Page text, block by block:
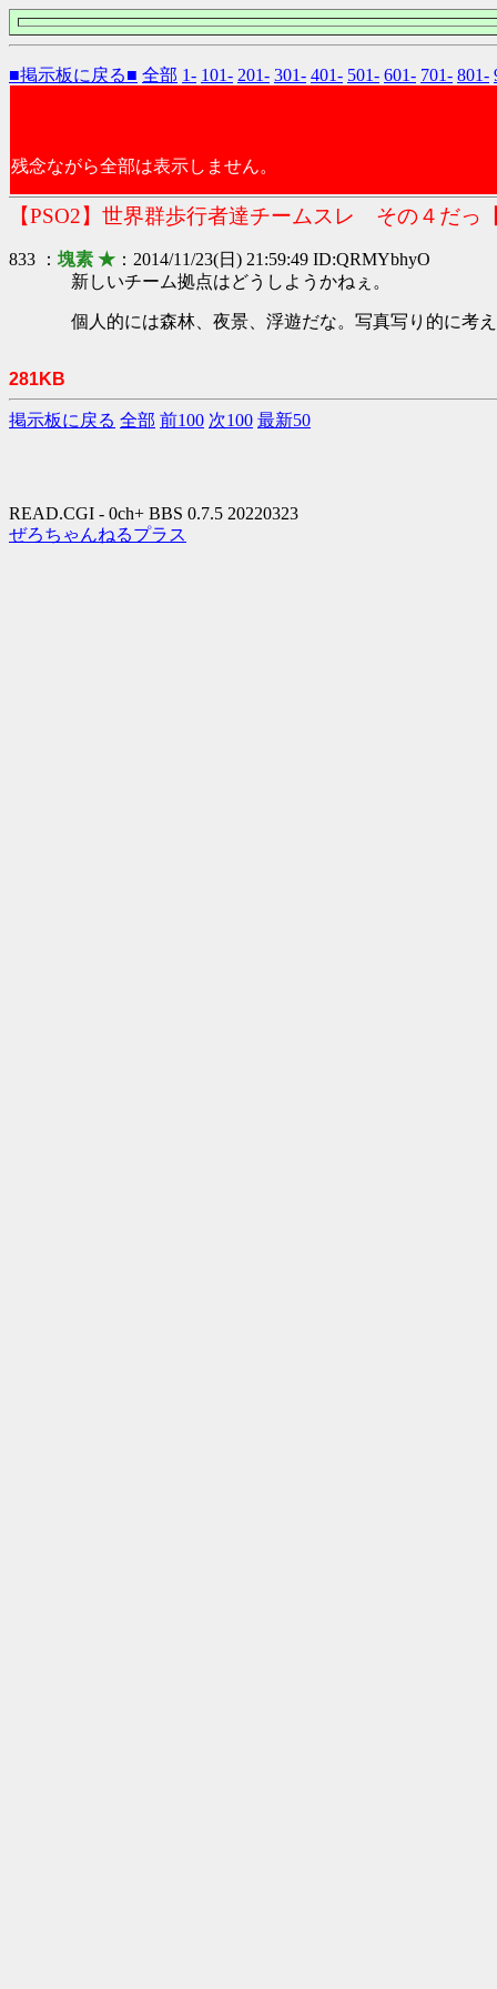
■掲示板に戻る■ 全部 1- 101- 201- 301- 401- 501- 601- 701- 801-
残念ながら全部は表示しません。
【PSO2】世界群歩行者達チームスレ その４だっ
833 ： 塊素 ★ ：2014/11/23(日) 21:59:49 ID:QRMYbhyO
新しいチーム拠点はどうしようかねぇ。
個人的には森林、夜景、浮遊だな。写真写り的に考
281KB
掲示板に戻る 全部 前100 次100 最新50
READ.CGI - 0ch+ BBS 0.7.5 20220323
ぜろちゃんねるプラス